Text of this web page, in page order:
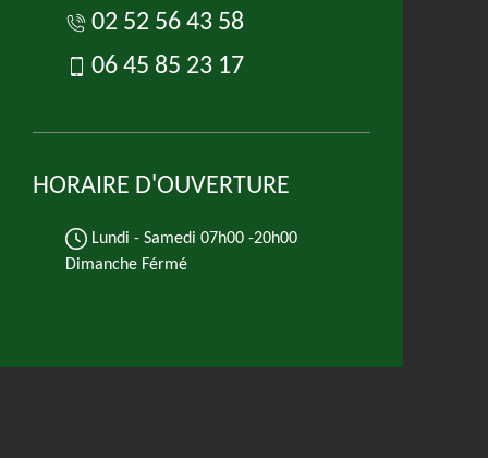
02 52 56 43 58
06 45 85 23 17
HORAIRE D'OUVERTURE
Lundi - Samedi 07h00 -20h00
Dimanche Férmé